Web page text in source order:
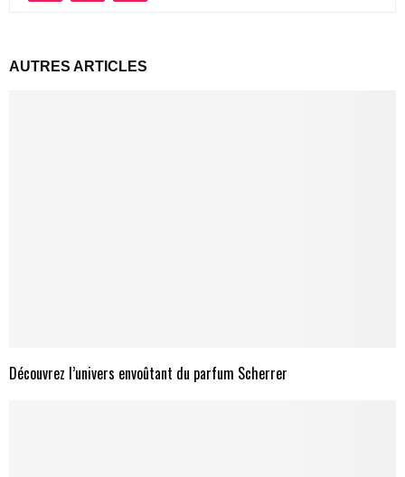
AUTRES ARTICLES
Découvrez l’univers envoûtant du parfum Scherrer